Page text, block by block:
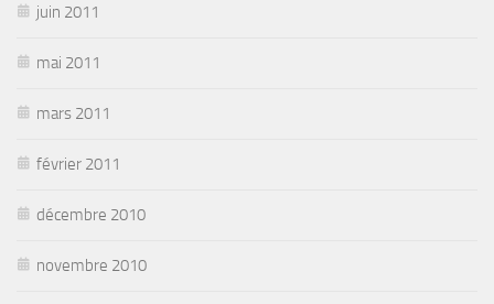
juin 2011
mai 2011
mars 2011
février 2011
décembre 2010
novembre 2010